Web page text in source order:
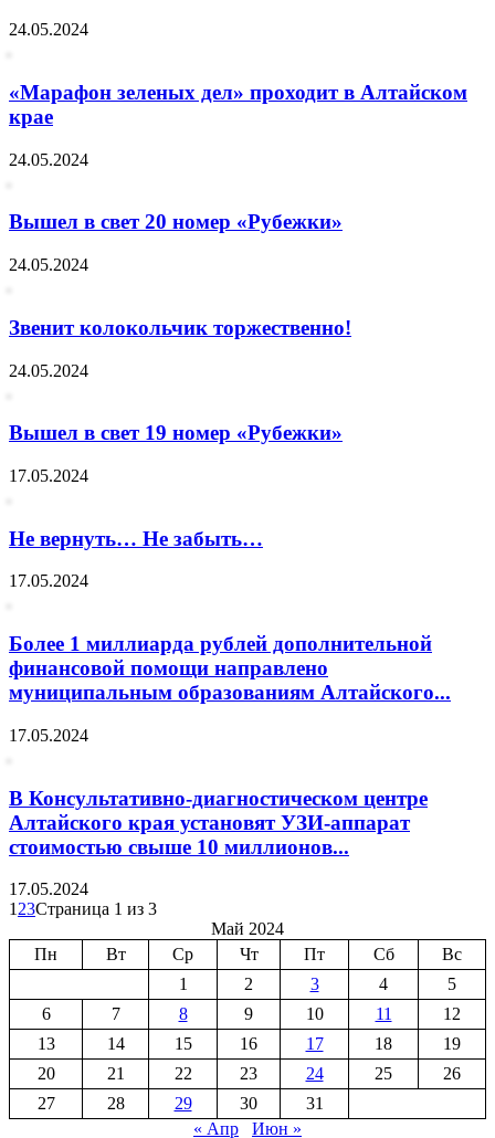
24.05.2024
«Марафон зеленых дел» проходит в Алтайском
крае
24.05.2024
Вышел в свет 20 номер «Рубежки»
24.05.2024
Звенит колокольчик торжественно!
24.05.2024
Вышел в свет 19 номер «Рубежки»
17.05.2024
Не вернуть… Не забыть…
17.05.2024
Более 1 миллиарда рублей дополнительной
финансовой помощи направлено
муниципальным образованиям Алтайского...
17.05.2024
В Консультативно-диагностическом центре
Алтайского края установят УЗИ-аппарат
стоимостью свыше 10 миллионов...
17.05.2024
1 23Страница 1 из 3
Май 2024
Пн
Вт Ср Чт Пт Сб
Вс
1
2 3 4
5
6
7 8 9 10 11
12
13
14 15 16 17 18
19
20
21 22 23 24 25
26
27
28 29 30
31
« Апр
Июн »